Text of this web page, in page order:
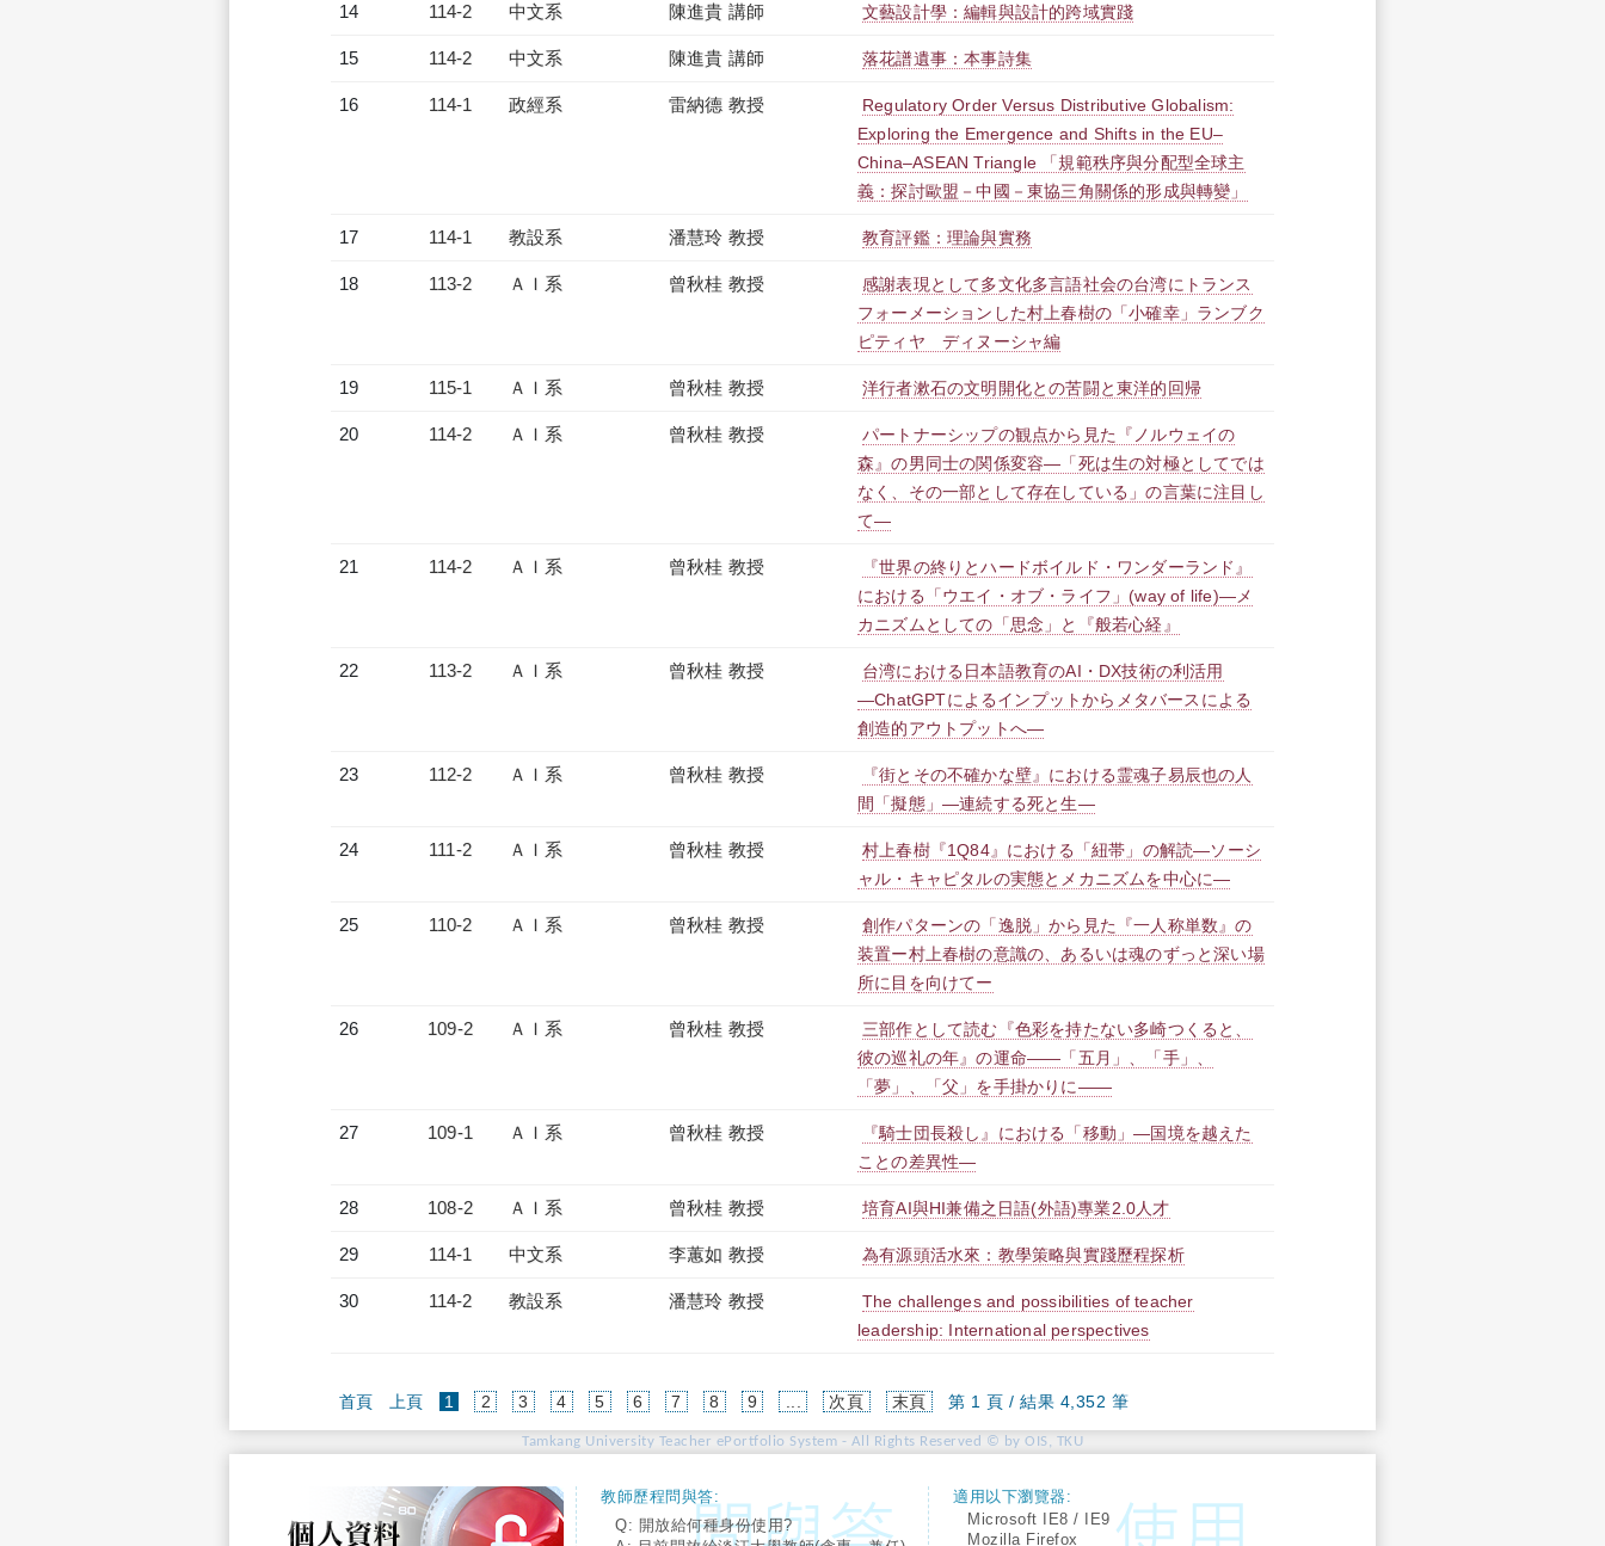
14 114-2 中文系 陳進貴 講師 文藝設計學：編輯與設計的跨域實踐
15 114-2 中文系 陳進貴 講師 落花譜遺事：本事詩集
16 114-1 政經系 雷納德 教授
Regulatory Order Versus Distributive Globalism:
Exploring the Emergence and Shifts in the EU–
China–ASEAN Triangle 「規範秩序與分配型全球主
義：探討歐盟－中國－東協三角關係的形成與轉變」
17 114-1 教設系 潘慧玲 教授 教育評鑑：理論與實務
18 113-2 ＡＩ系 曾秋桂 教授
感謝表現として多文化多言語社会の台湾にトランス
フォーメーションした村上春樹の「小確幸」ランブク
ピティヤ ディヌーシャ編
19 115-1 ＡＩ系 曾秋桂 教授 洋行者漱石の文明開化との苦闘と東洋的回帰
20 114-2 ＡＩ系 曾秋桂 教授
パートナーシップの観点から見た『ノルウェイの
森』の男同士の関係変容―「死は生の対極としてでは
なく、その一部として存在している」の言葉に注目し
て―
21 114-2 ＡＩ系 曾秋桂 教授
『世界の終りとハードボイルド・ワンダーランド』
における「ウエイ・オブ・ライフ」(way of life)―メ
カニズムとしての「思念」と『般若心経』
22 113-2 ＡＩ系 曾秋桂 教授
台湾における日本語教育のAI・DX技術の利活用
―ChatGPTによるインプットからメタバースによる
創造的アウトプットへ―
23 112-2 ＡＩ系 曾秋桂 教授
『街とその不確かな壁』における霊魂子易辰也の人
間「擬態」―連続する死と生―
24 111-2 ＡＩ系 曾秋桂 教授
村上春樹『1Q84』における「紐帯」の解読―ソーシ
ャル・キャピタルの実態とメカニズムを中心に―
25 110-2 ＡＩ系 曾秋桂 教授
創作パターンの「逸脱」から見た『一人称単数』の
装置ー村上春樹の意識の、あるいは魂のずっと深い場
所に目を向けてー
26 109-2 ＡＩ系 曾秋桂 教授
三部作として読む『色彩を持たない多崎つくると、
彼の巡礼の年』の運命――「五月」、「手」、
「夢」、「父」を手掛かりに――
27 109-1 ＡＩ系 曾秋桂 教授
『騎士団長殺し』における「移動」―国境を越えた
ことの差異性―
28 108-2 ＡＩ系 曾秋桂 教授 培育AI與HI兼備之日語(外語)專業2.0人才
29 114-1 中文系 李蕙如 教授 為有源頭活水來：教學策略與實踐歷程探析
30 114-2 教設系 潘慧玲 教授
The challenges and possibilities of teacher
leadership: International perspectives
首頁 上頁 1 (current)
2 3 4 5 6 7 8 9 次頁 末頁 第 1 頁 / 結果 4,352 筆
Tamkang University Teacher ePortfolio System - All Rights Reserved © by OIS, TKU
教師歷程問與答:
Q: 開放給何種身份使用?
適用以下瀏覽器:
Microsoft IE8 / IE9
Mozilla Firefox